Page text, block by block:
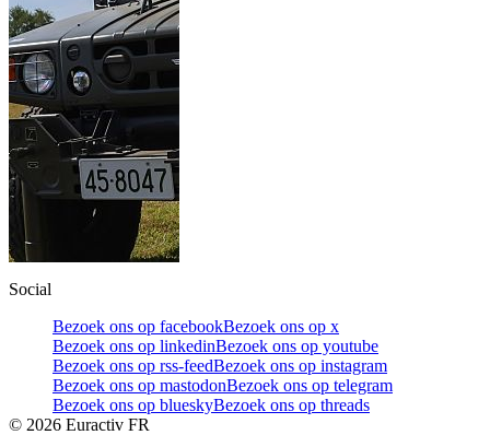
Social
Bezoek ons op facebookBezoek ons op x
Bezoek ons op linkedinBezoek ons op youtube
Bezoek ons op rss-feedBezoek ons op instagram
Bezoek ons op mastodonBezoek ons op telegram
Bezoek ons op blueskyBezoek ons op threads
© 2026 Euractiv FR